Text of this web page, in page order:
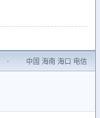
· 中国 海南 海口 电信